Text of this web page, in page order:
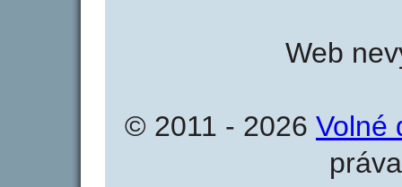
Web
© 2011 - 2026 Volné